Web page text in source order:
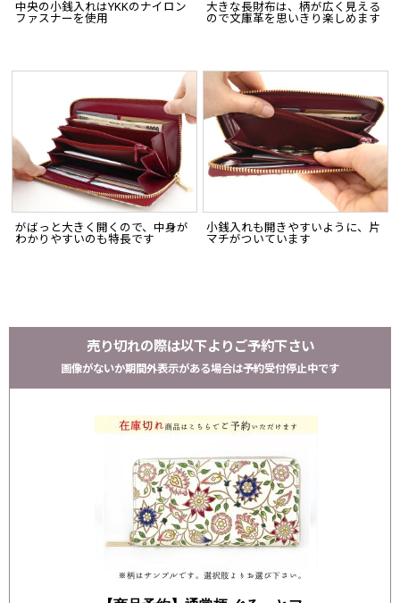
中央の小銭入れはYKKのナイロン
ファスナーを使用
大きな長財布は、柄が広く見える
ので文庫革を思いきり楽しめます
がばっと大きく開くので、中身が
わかりやすいのも特長です
小銭入れも開きやすいように、片
マチがついています
売り切れの際は以下よりご予約下さい
画像がないか期間外表示がある場合は予約受付停止中です